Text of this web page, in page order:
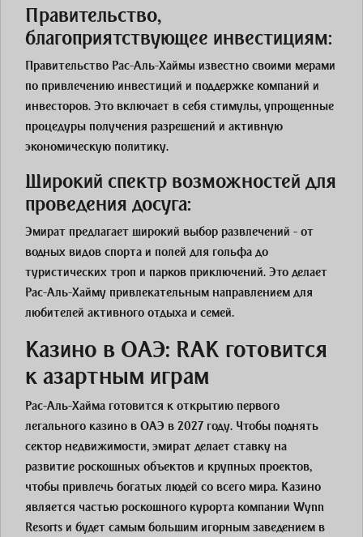
Правительство,
благоприятствующее инвестициям:
Правительство Рас-Аль-Хаймы известно своими мерами
по привлечению инвестиций и поддержке компаний и
инвесторов. Это включает в себя стимулы, упрощенные
процедуры получения разрешений и активную
экономическую политику.
Широкий спектр возможностей для
проведения досуга:
Эмират предлагает широкий выбор развлечений - от
водных видов спорта и полей для гольфа до
туристических троп и парков приключений. Это делает
Рас-Аль-Хайму привлекательным направлением для
любителей активного отдыха и семей.
Казино в ОАЭ: RAK готовится
к азартным играм
Рас-Аль-Хайма готовится к открытию первого
легального казино в ОАЭ в 2027 году. Чтобы поднять
сектор недвижимости, эмират делает ставку на
развитие роскошных объектов и крупных проектов,
чтобы привлечь богатых людей со всего мира. Казино
является частью роскошного курорта компании Wynn
Resorts и будет самым большим игорным заведением в